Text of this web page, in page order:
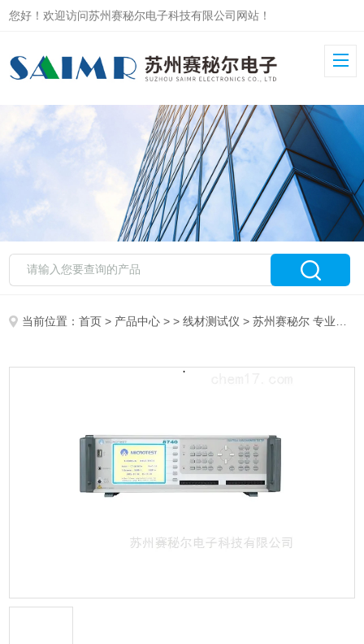
您好！欢迎访问苏州赛秘尔电子科技有限公司网站！
当前位置：首页 > 产品中心 > >线材测试仪 > 苏州赛秘尔 专业线材测试仪器8740